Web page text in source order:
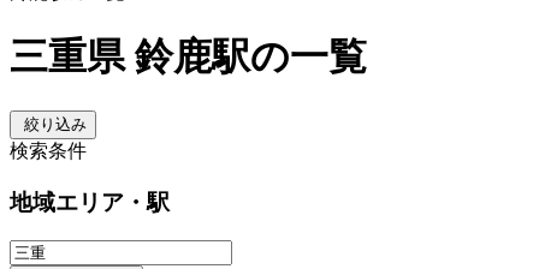
三重県 鈴鹿駅の一覧
絞り込み
検索条件
地域エリア・駅